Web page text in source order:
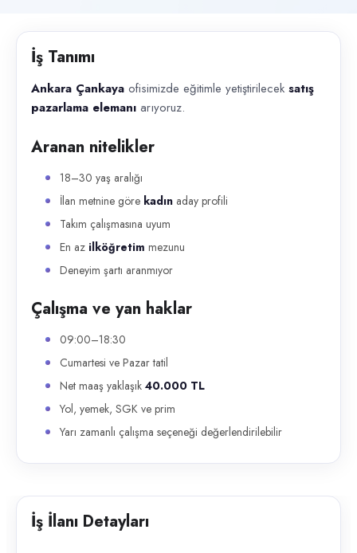
Ankara Çankaya ofisimizde eğitimle yetiştirilecek satış pazarlama
İş Tanımı
Ankara Çankaya ofisimizde eğitimle yetiştirilecek satış
pazarlama elemanı arıyoruz.
Aranan nitelikler
18–30 yaş aralığı
İlan metnine göre kadın aday profili
Takım çalışmasına uyum
En az ilköğretim mezunu
Deneyim şartı aranmıyor
Çalışma ve yan haklar
09:00–18:30
Cumartesi ve Pazar tatil
Net maaş yaklaşık 40.000 TL
Yol, yemek, SGK ve prim
Yarı zamanlı çalışma seçeneği değerlendirilebilir
İş İlanı Detayları